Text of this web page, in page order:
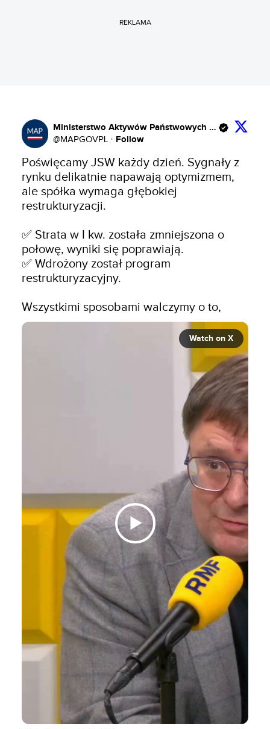
REKLAMA
Ministerstwo Aktywów Państwowych 🇵🇱
@MAPGOVPL · Follow
Poświęcamy JSW każdy dzień. Sygnały z
rynku delikatnie napawają optymizmem,
ale spółka wymaga głębokiej
restrukturyzacji.
✅ Strata w I kw. została zmniejszona o
połowę, wyniki się poprawiają.
✅ Wdrożony został program
restrukturyzacyjny.
Wszystkimi sposobami walczymy o to,
Watch on X